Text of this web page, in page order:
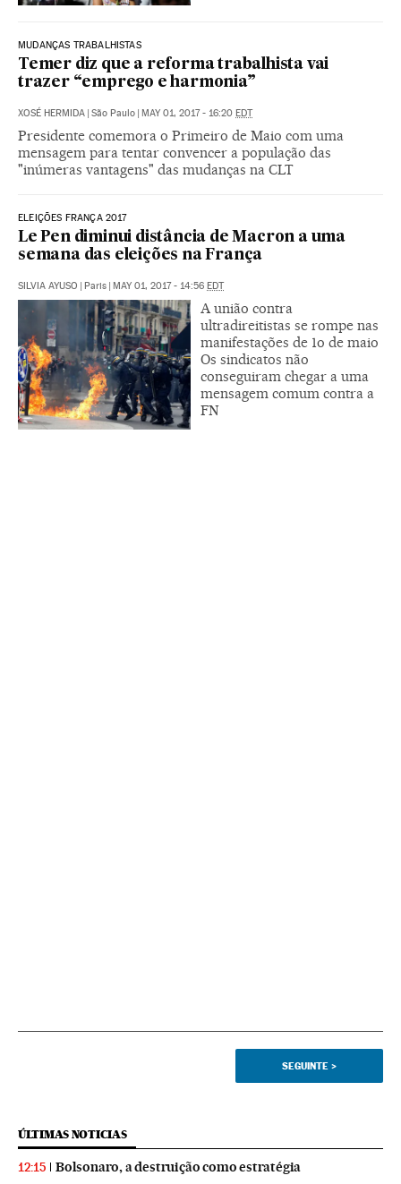
MUDANÇAS TRABALHISTAS
Temer diz que a reforma trabalhista vai
trazer “emprego e harmonia”
XOSÉ HERMIDA São Paulo MAY 01, 2017 - 16:20 EDT
Presidente comemora o Primeiro de Maio com uma
mensagem para tentar convencer a população das
"inúmeras vantagens" das mudanças na CLT
ELEIÇÕES FRANÇA 2017
Le Pen diminui distância de Macron a uma
semana das eleições na França
SILVIA AYUSO Paris MAY 01, 2017 - 14:56 EDT
A união contra
ultradireitistas se rompe nas
manifestações de 1o de maio
Os sindicatos não
conseguiram chegar a uma
mensagem comum contra a
FN
SEGUINTE >
ÚLTIMAS NOTICIAS
12:15 Bolsonaro, a destruição como estratégia